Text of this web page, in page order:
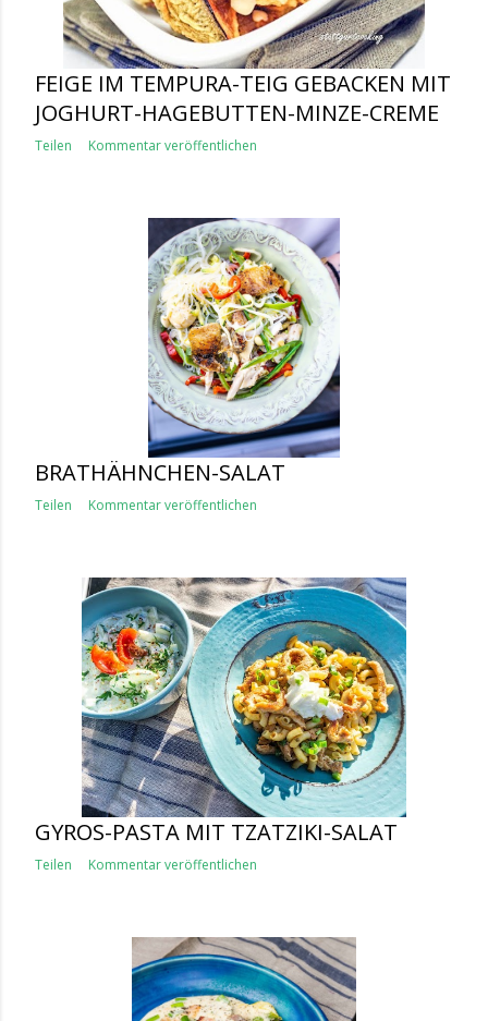
FEIGE IM TEMPURA-TEIG GEBACKEN MIT
JOGHURT-HAGEBUTTEN-MINZE-CREME
Teilen Kommentar veröffentlichen
BRATHÄHNCHEN-SALAT
Teilen Kommentar veröffentlichen
GYROS-PASTA MIT TZATZIKI-SALAT
Teilen Kommentar veröffentlichen